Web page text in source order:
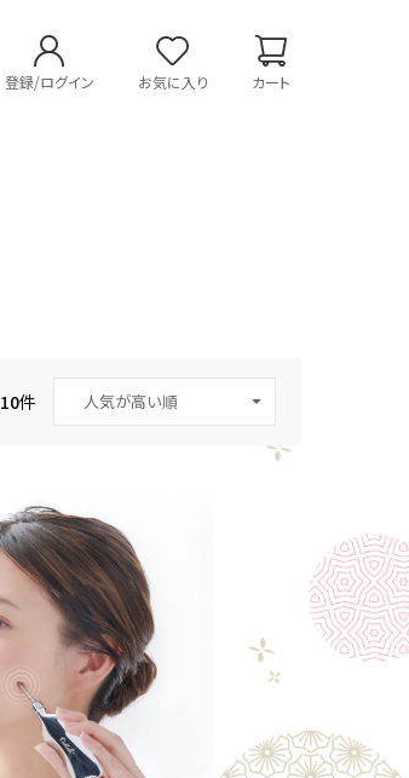
登録/ログイン お気に入り カート
10件